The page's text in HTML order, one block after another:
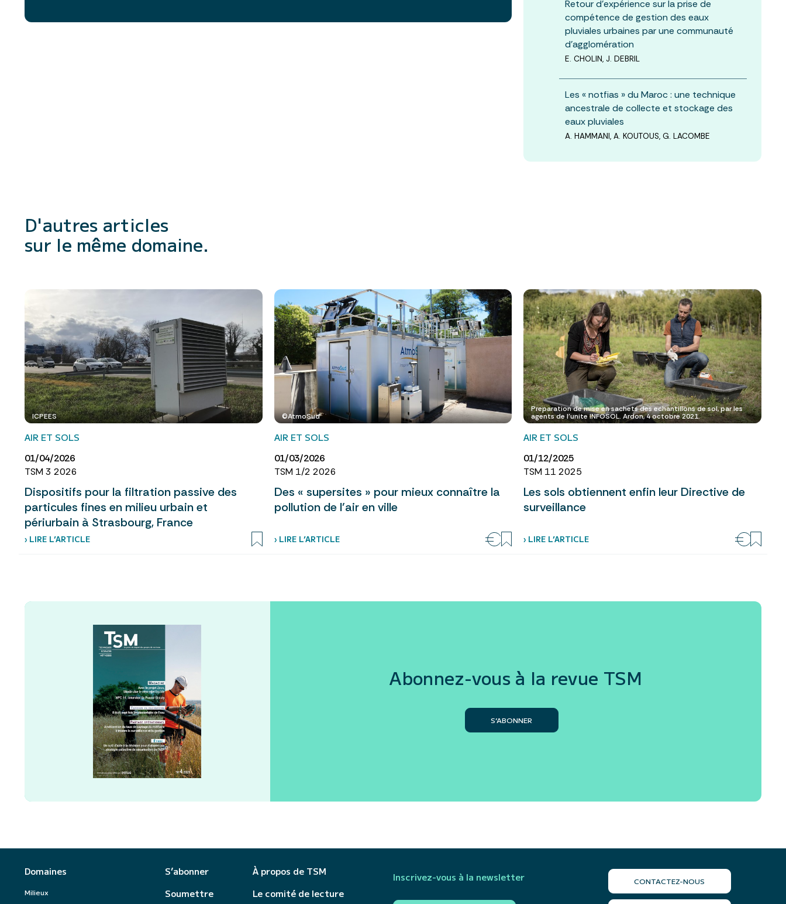
Retour d’expérience sur la prise de
compétence de gestion des eaux
pluviales urbaines par une communauté
d’agglomération
E. CHOLIN, J. DEBRIL
Les « notfias » du Maroc : une technique
ancestrale de collecte et stockage des
eaux pluviales
A. HAMMANI, A. KOUTOUS, G. LACOMBE
D'autres articles
sur le même domaine.
ICPEES
AIR ET SOLS
01/04/2026
TSM 3 2026
Dispositifs pour la filtration passive des
particules fines en milieu urbain et
périurbain à Strasbourg, France
› LIRE L’ARTICLE
©AtmoSud
AIR ET SOLS
01/03/2026
TSM 1/2 2026
Des « supersites » pour mieux connaître la
pollution de l’air en ville
› LIRE L’ARTICLE
Preparation de mise en sachets des echantillons de sol, par les
agents de l'unite INFOSOL. Ardon, 4 octobre 2021.
AIR ET SOLS
01/12/2025
TSM 11 2025
Les sols obtiennent enfin leur Directive de
surveillance
› LIRE L’ARTICLE
Abonnez-vous à la revue TSM
S’ABONNER
Domaines
Milieux
S’abonner
Soumettre
À propos de TSM
Le comité de lecture
Inscrivez-vous à la newsletter CONTACTEZ-NOUS